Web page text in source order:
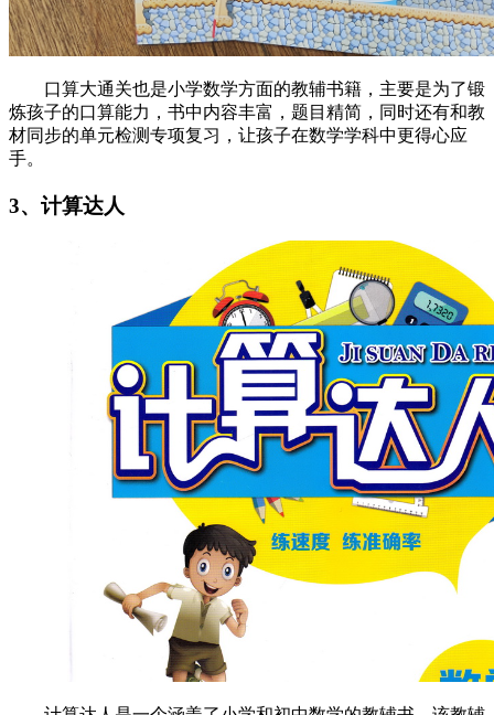
口算大通关也是小学数学方面的教辅书籍，主要是为了锻
炼孩子的口算能力，书中内容丰富，题目精简，同时还有和教
材同步的单元检测专项复习，让孩子在数学学科中更得心应
手。
3、计算达人